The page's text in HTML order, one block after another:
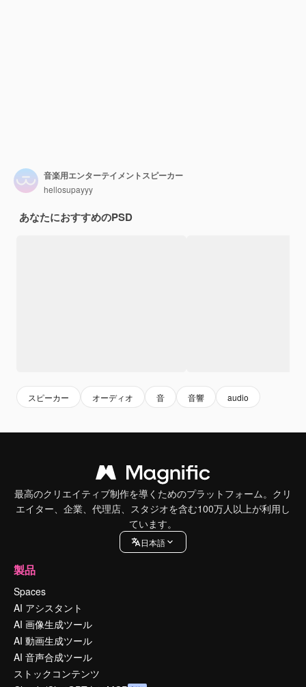
音楽用エンターテイメントスピーカー
hellosupayyy
あなたにおすすめのPSD
スピーカー オーディオ 音 音響 audio
最高のクリエイティブ制作を導くためのプラットフォーム。クリ
エイター、企業、代理店、スタジオを含む100万人以上が利用し
ています。
日本語
製品
Spaces
AI アシスタント
AI 画像生成ツール
AI 動画生成ツール
AI 音声合成ツール
ストックコンテンツ